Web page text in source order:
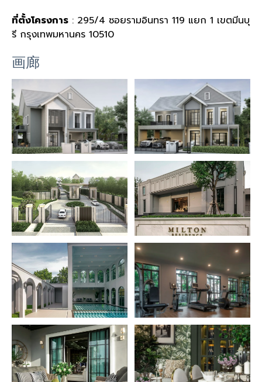
ที่ตั้งโครงการ : 295/4 ซอยรามอินทรา 119 แยก 1 เขตมีนบุ
รี กรุงเทพมหานคร 10510
画廊